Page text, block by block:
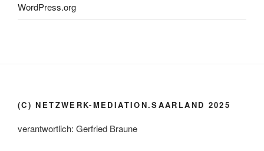
WordPress.org
(C) NETZWERK-MEDIATION.SAARLAND 2025
verantwortlich: Gerfried Braune